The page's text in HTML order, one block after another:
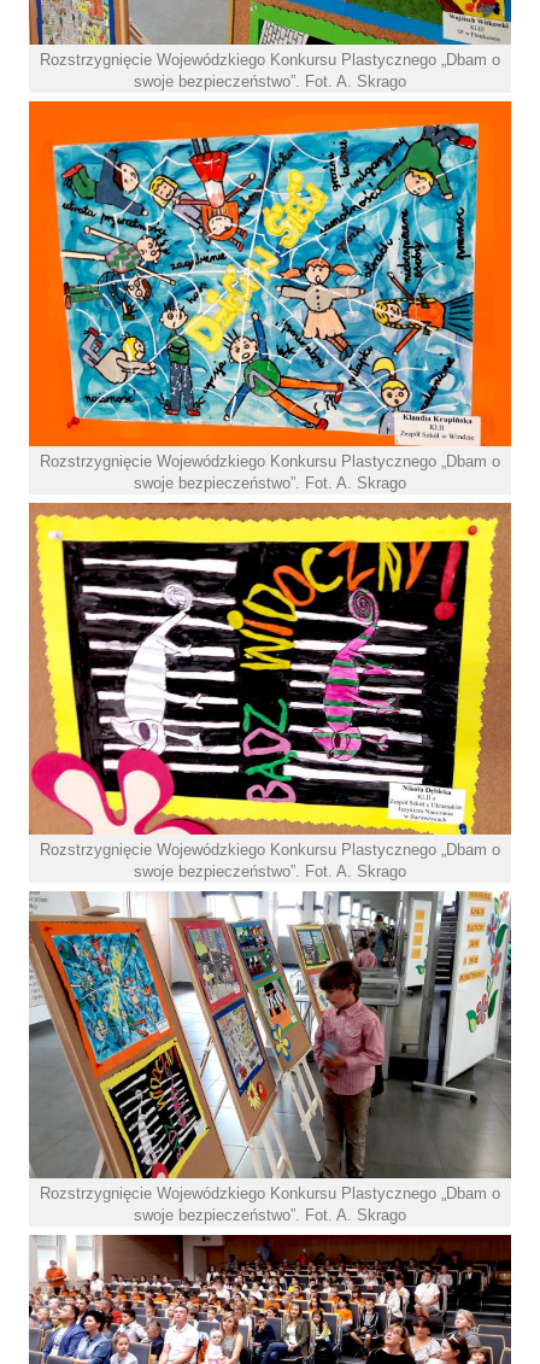
Rozstrzygnięcie Wojewódzkiego Konkursu Plastycznego „Dbam o
swoje bezpieczeństwo”. Fot. A. Skrago
Rozstrzygnięcie Wojewódzkiego Konkursu Plastycznego „Dbam o
swoje bezpieczeństwo”. Fot. A. Skrago
Rozstrzygnięcie Wojewódzkiego Konkursu Plastycznego „Dbam o
swoje bezpieczeństwo”. Fot. A. Skrago
Rozstrzygnięcie Wojewódzkiego Konkursu Plastycznego „Dbam o
swoje bezpieczeństwo”. Fot. A. Skrago